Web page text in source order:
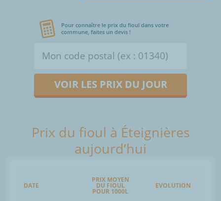
Pour connaître le prix du fioul dans votre
commune, faites un devis !
VOIR LES PRIX DU JOUR
Prix du fioul à Éteignières
aujourd’hui
DATE
PRIX MOYEN
DU FIOUL
POUR 1000L
EVOLUTION